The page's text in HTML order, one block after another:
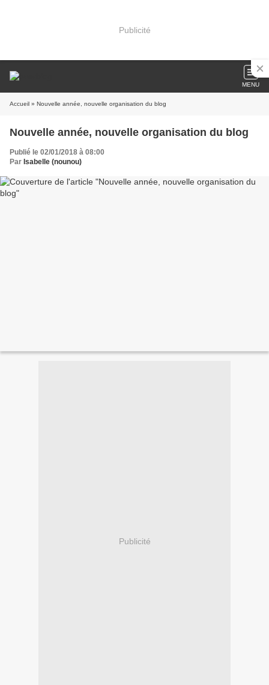
Publicité
MENU
Accueil » Nouvelle année, nouvelle organisation du blog
Nouvelle année, nouvelle organisation du blog
Publié le 02/01/2018 à 08:00
Par Isabelle (nounou)
Publicité